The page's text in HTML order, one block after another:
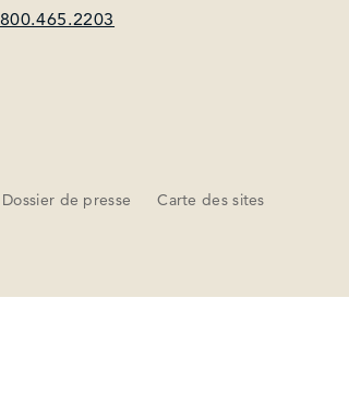
800.465.2203
Dossier de presse Carte des sites